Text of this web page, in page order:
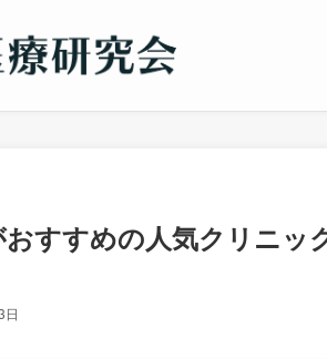
すすめの人気クリニッ
日